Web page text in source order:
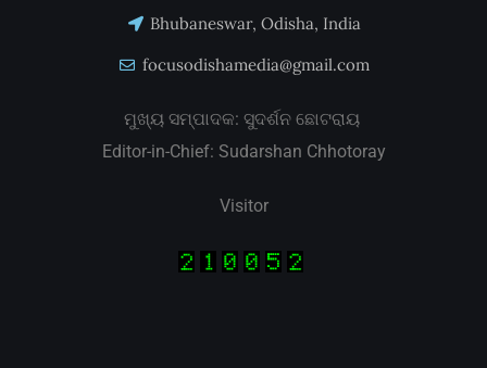
Bhubaneswar, Odisha, India
focusodishamedia@gmail.com
ମୁଖ୍ୟ ସମ୍ପାଦକ: ସୁଦର୍ଶନ ଛୋଟରାୟ
Editor-in-Chief: Sudarshan Chhotoray
Visitor